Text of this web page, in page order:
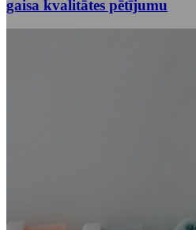
gaisa kvalitātes pētījumu